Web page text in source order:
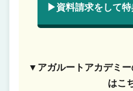
▶資料請求をして
▼アガルートアカデミ
はこ